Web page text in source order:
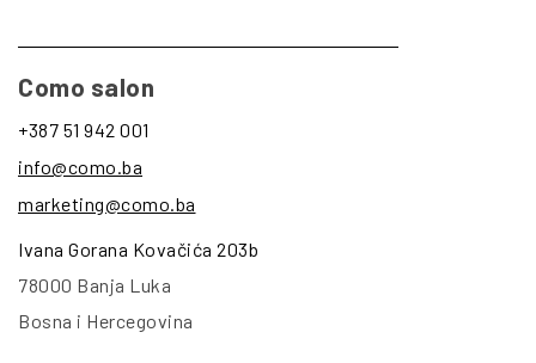
Como salon
+387 51 942 001
info@como.ba
marketing@como.ba
Ivana Gorana Kovačića 203b
78000 Banja Luka
Bosna i Hercegovina